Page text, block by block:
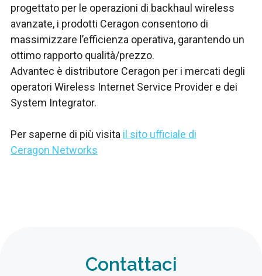
progettato per le operazioni di backhaul wireless
avanzate, i prodotti Ceragon consentono di
massimizzare l’efficienza operativa, garantendo un
ottimo rapporto qualità/prezzo.
Advantec è distributore Ceragon per i mercati degli
operatori Wireless Internet Service Provider e dei
System Integrator.
Per saperne di più visita il sito ufficiale di
Ceragon Networks
Contattaci